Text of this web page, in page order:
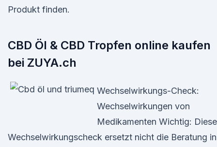
Produkt finden.
CBD Öl & CBD Tropfen online kaufen
bei ZUYA.ch
Wechselwirkungs-Check:
Wechselwirkungen von
Medikamenten Wichtig:
Wechselwirkungscheck ersetzt nicht die Beratung in